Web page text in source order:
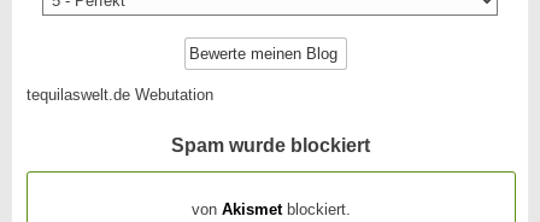
tequilaswelt.de Webutation
Spam wurde blockiert
von Akismetblockiert.